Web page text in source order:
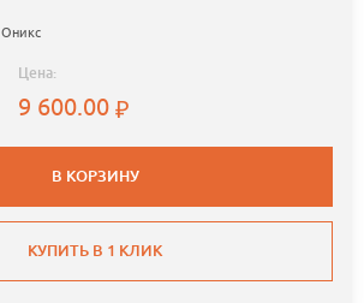
Оникс
Цена:
9 600.00
В КОРЗИНУ
КУПИТЬ В 1 КЛИК